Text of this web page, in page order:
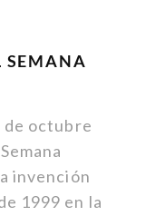
SEMANA
de octubre
invención
1999 en la